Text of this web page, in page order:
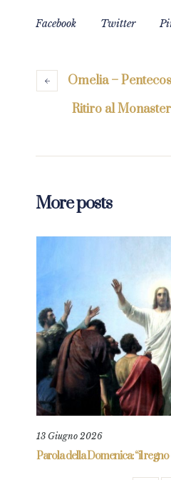
Facebook Twitter
Omelia –
Ritiro al
More posts
13 Giugno 2026
Parola della Domenica: “il regno